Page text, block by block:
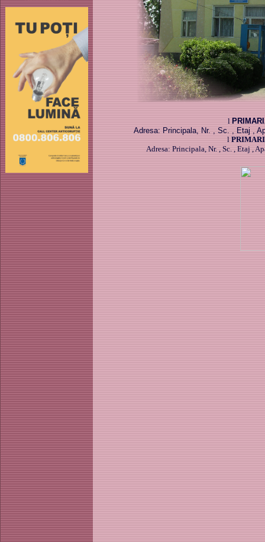
l
Adresa: Principala, Nr. , Sc. , Etaj ,
l
Adresa: Principala, Nr. , Sc. , Etaj ,